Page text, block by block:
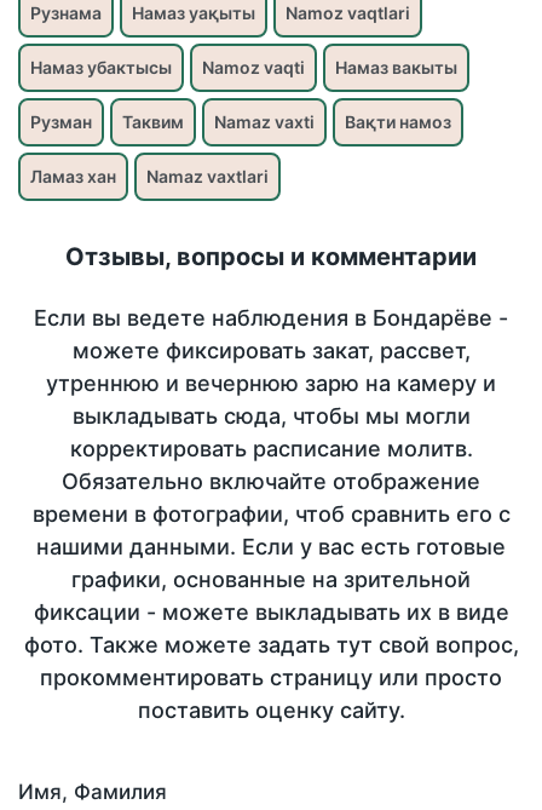
Рузнама Намаз уақыты Namoz vaqtlari
Намаз убактысы Namoz vaqti Намаз вакыты
Рузман Таквим Namaz vaxti Вақти намоз
Ламаз хан Namaz vaxtlari
Отзывы, вопросы и комментарии
Если вы ведете наблюдения в Бондарёве -
можете фиксировать закат, рассвет,
утреннюю и вечернюю зарю на камеру и
выкладывать сюда, чтобы мы могли
корректировать расписание молитв.
Обязательно включайте отображение
времени в фотографии, чтоб сравнить его с
нашими данными. Если у вас есть готовые
графики, основанные на зрительной
фиксации - можете выкладывать их в виде
фото. Также можете задать тут свой вопрос,
прокомментировать страницу или просто
поставить оценку сайту.
Имя, Фамилия